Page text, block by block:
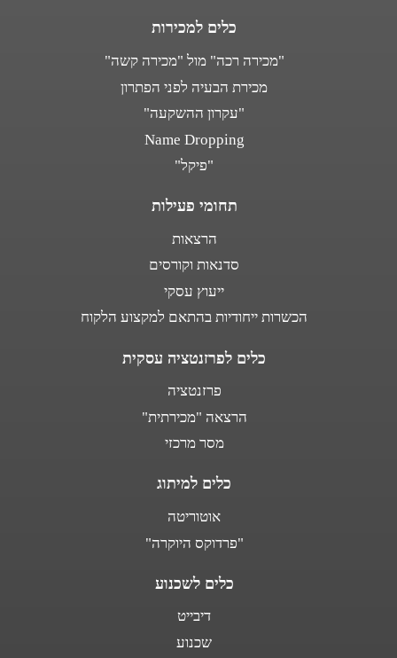
כלים למכירות
"מכירה רכה" מול "מכירה קשה"
מכירת הבעיה לפני הפתרון
"עקרון ההשקעה"
Name Dropping
"פיקל"
תחומי פעילות
הרצאות
סדנאות וקורסים
ייעוץ עסקי
הכשרות ייחודיות בהתאם למקצוע הלקוח
כלים לפרזנטציה עסקית
פרזנטציה
הרצאה "מכירתית"
מסר מרכזי
כלים למיתוג
אוטוריטה
"פרדוקס היוקרה"
כלים לשכנוע
דיבייט
שכנוע